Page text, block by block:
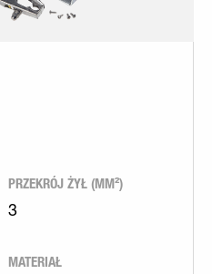
PRZEKRÓJ ŻYŁ (MM²)
3
MATERIAŁ